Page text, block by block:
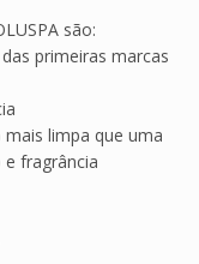
são:
primeiras marcas
limpa que uma
fragrância